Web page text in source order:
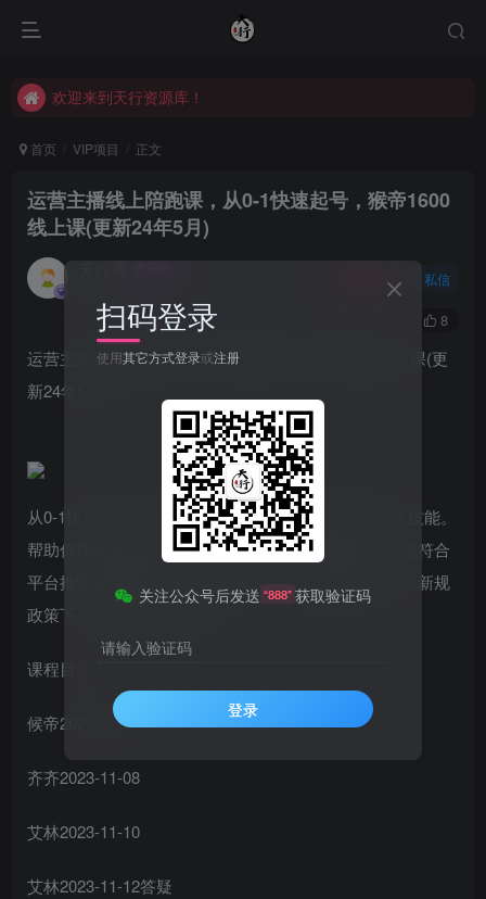
欢迎来到天行资源库！
首页 VIP项目 正文
运营主播线上陪跑课，从0-1快速起号，猴帝1600
线上课(更新24年5月)
私信
8
运营主播线上陪跑课，从0-1快速起号，猴帝1600线上课(更
新24年5月)
从0-1快速起号，成为运营型主播，掌握主播必备三大技能。
帮助你快速复制直播团队，正确认知抖音推流逻辑，说符合
平台推流逻辑的话术。拉爆自然流，做懂流量的主播，新规
政策下，自然流破圈攻略。
课程目录：
候帝2023-11-06
齐齐2023-11-08
艾林2023-11-10
艾林2023-11-12答疑
扫码登录
使用其它方式登录或注册
关注公众号后发送 “888” 获取验证码
请输入验证码
登录